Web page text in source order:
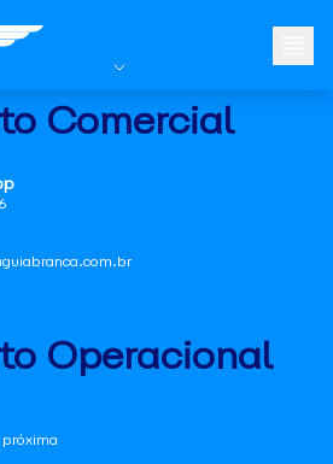
Comercial
Operacional